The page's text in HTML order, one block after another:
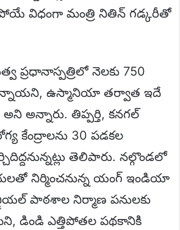
విధంగా మంత్రి నితిన్‌ గడ్కరీతో
ప్రధానాస్పత్రిలో నెలకు 750
ఉస్మానియా తర్వాత ఇదే
అని అన్నారు. తిప్పర్తి, కనగల్
కేంద్రాలను 30 పడకల
తెలిపారు. నల్గొండలో
నిర్మించనున్న యంగ్ ఇండియా
పాఠశాల నిర్మాణ పనులకు
డిండి ఎత్తిపోతల పథకానికి